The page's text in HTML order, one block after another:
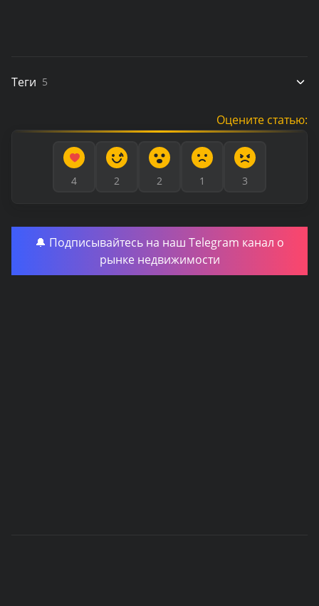
Теги 5
Оцените статью:
4 2 2 1 3
🔔 Подписывайтесь на наш Telegram канал о
рынке недвижимости